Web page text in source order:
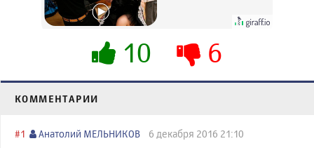
10 6
КОММЕНТАРИИ
#1 Анатолий МЕЛЬНИКОВ 6 декабря 2016 21:10